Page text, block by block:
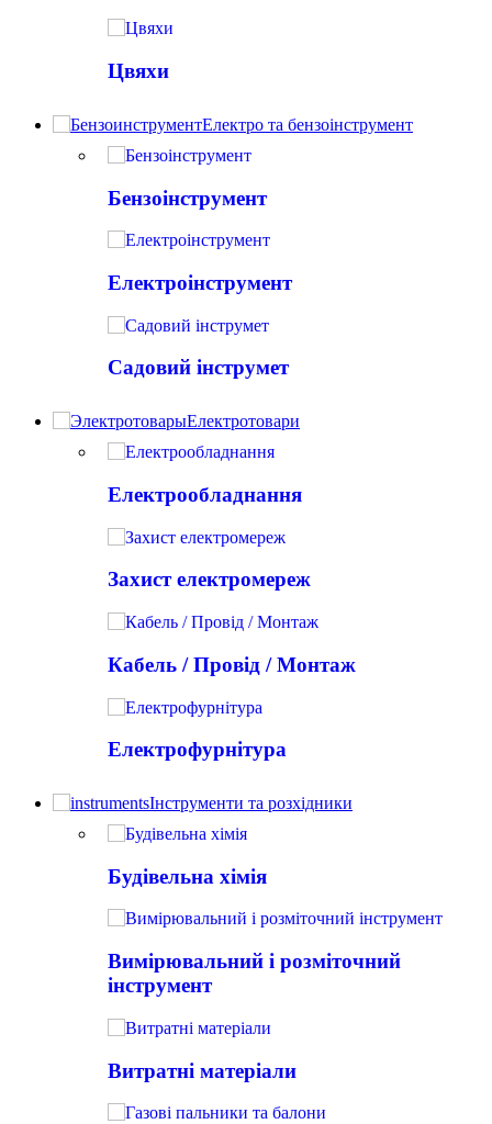
Цвяхи
Електро та бензоінструмент
Бензоінструмент
Електроінструмент
Садовий інструмет
Електротовари
Електрообладнання
Захист електромереж
Кабель / Провід / Монтаж
Електрофурнітура
Інструменти та розхідники
Будівельна хімія
Вимірювальний і розміточний
інструмент
Витратні матеріали